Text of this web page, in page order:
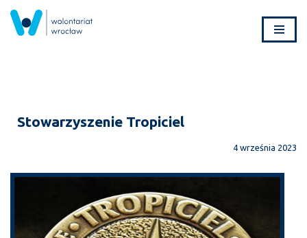
Przejdź
Stowarzyszenie Tropiciel
4 września 2023